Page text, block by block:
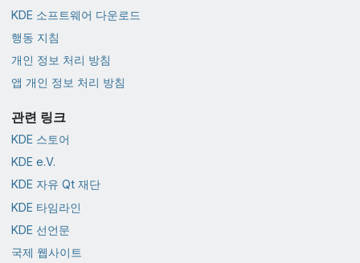
KDE 소프트웨어 다운로드
행동 지침
개인 정보 처리 방침
앱 개인 정보 처리 방침
관련 링크
KDE 스토어
KDE e.V.
KDE 자유 Qt 재단
KDE 타임라인
KDE 선언문
국제 웹사이트